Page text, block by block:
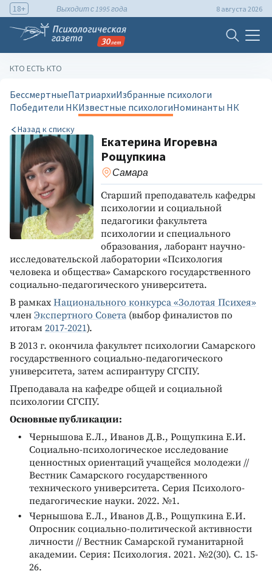
18+ Выходит с 1995 года 8 августа 2026
КТО ЕСТЬ КТО
БессмертныеПатриархиИзбранные психологи
Победители НКИзвестные психологиНоминанты НК
Назад к списку
Екатерина Игоревна
Рощупкина
Самара
Старший преподаватель кафедры
психологии и социальной
педагогики факультета
психологии и специального
образования, лаборант научно-
исследовательской лаборатории «Психология
человека и общества» Самарского государственного
социально-педагогического университета.
В рамкахНационального конкурса «Золотая Психея»
член Экспертного Совета (выбор финалистов по
итогам 2017-2021).
В 2013 г. окончила факультет психологии Самарского
государственного социально-педагогического
университета, затем аспирантуру СГСПУ.
Преподавала на кафедре общей и социальной
психологии СГСПУ.
Основные публикации:
Чернышова Е.Л., Иванов Д.В., Рощупкина Е.И.
Социально-психологическое исследование
ценностных ориентаций учащейся молодежи //
Вестник Самарского государственного
технического университета. Серия Психолого-
педагогические науки. 2022. №1.
Чернышова Е.Л., Иванов Д.В., Рощупкина Е.И.
Опросник социально-политической активности
личности // Вестник Самарской гуманитарной
академии. Серия: Психология. 2021. №2(30). С. 15-
26.